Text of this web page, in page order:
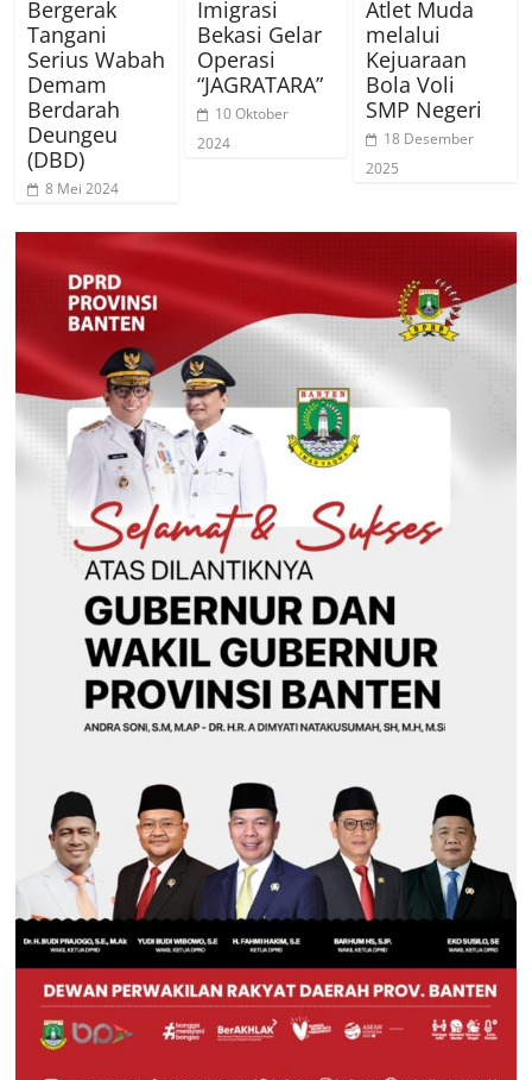
Bergerak
Tangani
Serius Wabah
Demam
Berdarah
Deungeu
(DBD)
8 Mei 2024
Imigrasi
Bekasi Gelar
Operasi
“JAGRATARA”
10 Oktober
2024
Atlet Muda
melalui
Kejuaraan
Bola Voli
SMP Negeri
18 Desember
2025